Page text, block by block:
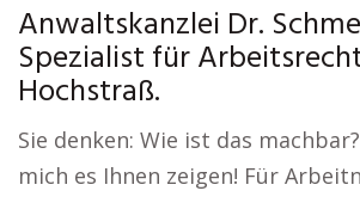
Anwaltskanzlei Dr.
Spezialist für
Hochstraß.
Sie denken: Wie ist das
mich es Ihnen zeigen! Für